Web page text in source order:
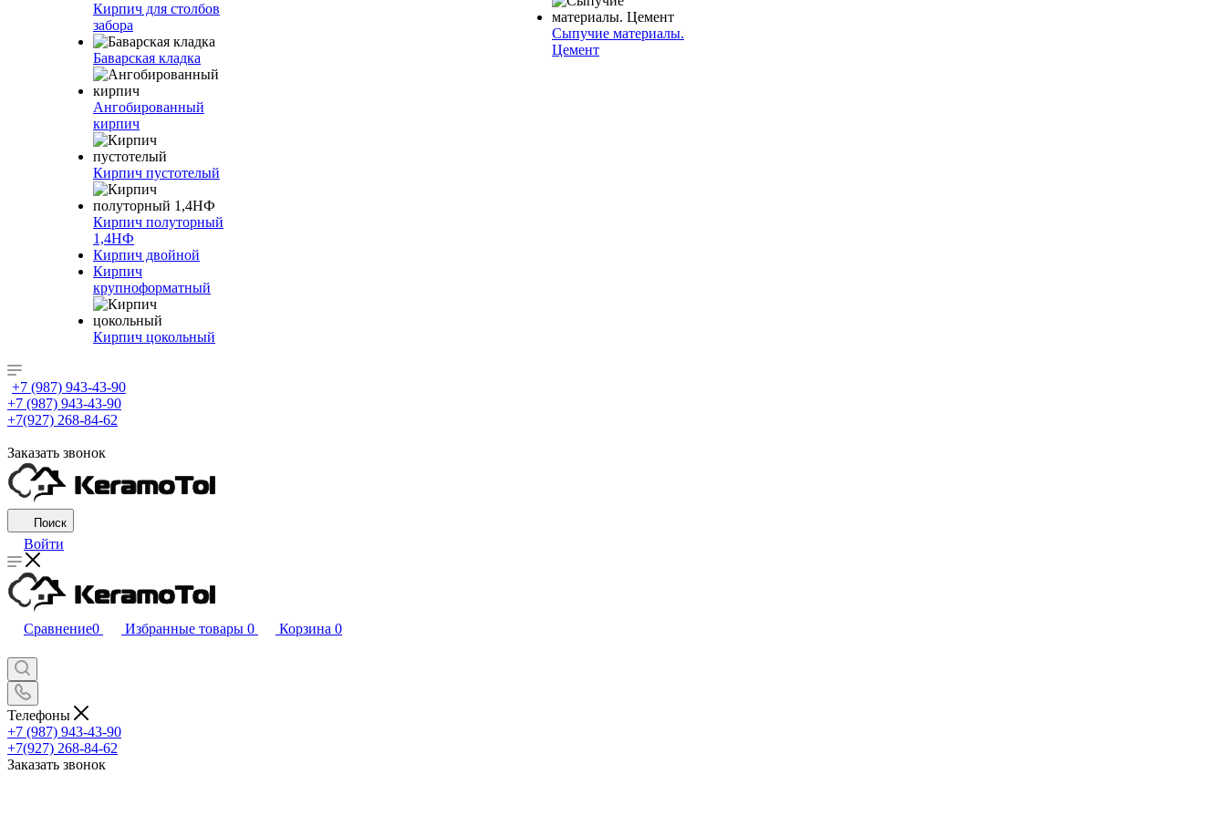
Кирпич для столбов
забора
Баварская кладка
Ангобированный
кирпич
Кирпич пустотелый
Кирпич полуторный
1,4НФ
Кирпич двойной
Кирпич
крупноформатный
Кирпич цокольный
Сыпучие материалы.
Цемент
+7 (987) 943-43-90
+7 (987) 943-43-90
+7(927) 268-84-62
Заказать звонок
Поиск
Войти
Сравнение0 Избранные товары 0 Корзина 0
Телефоны
+7 (987) 943-43-90
+7(927) 268-84-62
Заказать звонок